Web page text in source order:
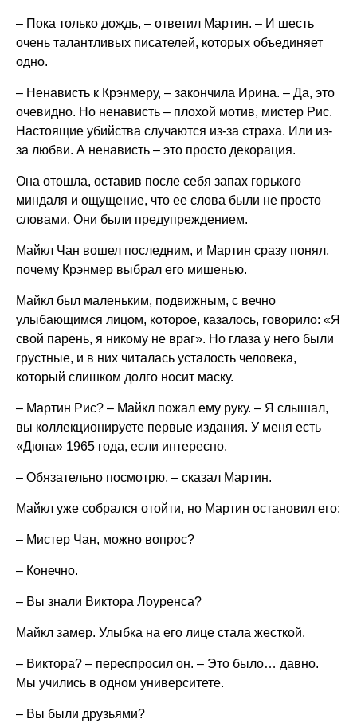
– Пока только дождь, – ответил Мартин. – И шесть
очень талантливых писателей, которых объединяет
одно.
– Ненависть к Крэнмеру, – закончила Ирина. – Да, это
очевидно. Но ненависть – плохой мотив, мистер Рис.
Настоящие убийства случаются из-за страха. Или из-
за любви. А ненависть – это просто декорация.
Она отошла, оставив после себя запах горького
миндаля и ощущение, что ее слова были не просто
словами. Они были предупреждением.
Майкл Чан вошел последним, и Мартин сразу понял,
почему Крэнмер выбрал его мишенью.
Майкл был маленьким, подвижным, с вечно
улыбающимся лицом, которое, казалось, говорило: «Я
свой парень, я никому не враг». Но глаза у него были
грустные, и в них читалась усталость человека,
который слишком долго носит маску.
– Мартин Рис? – Майкл пожал ему руку. – Я слышал,
вы коллекционируете первые издания. У меня есть
«Дюна» 1965 года, если интересно.
– Обязательно посмотрю, – сказал Мартин.
Майкл уже собрался отойти, но Мартин остановил его:
– Мистер Чан, можно вопрос?
– Конечно.
– Вы знали Виктора Лоуренса?
Майкл замер. Улыбка на его лице стала жесткой.
– Виктора? – переспросил он. – Это было… давно.
Мы учились в одном университете.
– Вы были друзьями?